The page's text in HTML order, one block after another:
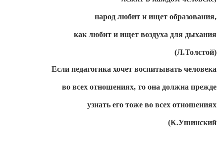
народ любит и ищет образования,
как любит и ищет воздуха для дыхания
(Л.Толстой)
Если педагогика хочет воспитывать человека
во всех отношениях, то она должна прежде
узнать его тоже во всех отношениях
(К.Ушинский